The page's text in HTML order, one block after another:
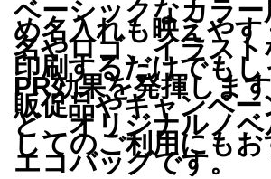
ベーシックなカラー
め名入れも映えやす
名やロゴ、イラス
印刷するだけでも
PR効果を発揮しま
販促品やキャンペー
ど、オリジナルノベ
してのご利用にも
エコバッグです。